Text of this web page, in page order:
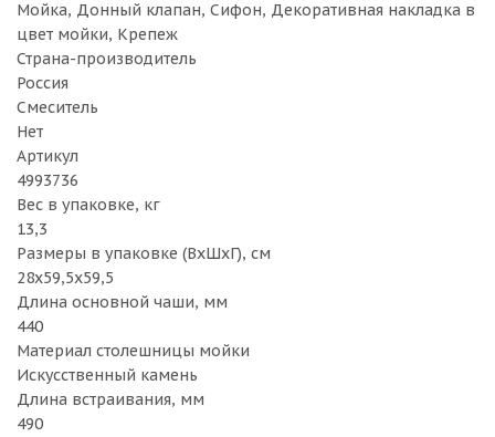
Мойка, Донный клапан, Cифон, Декоративная накладка в
цвет мойки, Крепеж
Страна-производитель
Россия
Смеситель
Нет
Артикул
4993736
Вес в упаковке, кг
13,3
Размеры в упаковке (ВхШхГ), см
28х59,5х59,5
Длина основной чаши, мм
440
Материал столешницы мойки
Искусственный камень
Длина встраивания, мм
490